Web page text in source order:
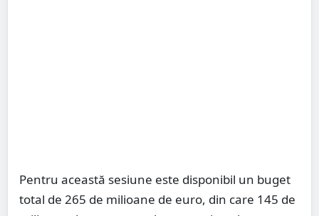
Pentru această sesiune este disponibil un buget
total de 265 de milioane de euro, din care 145 de